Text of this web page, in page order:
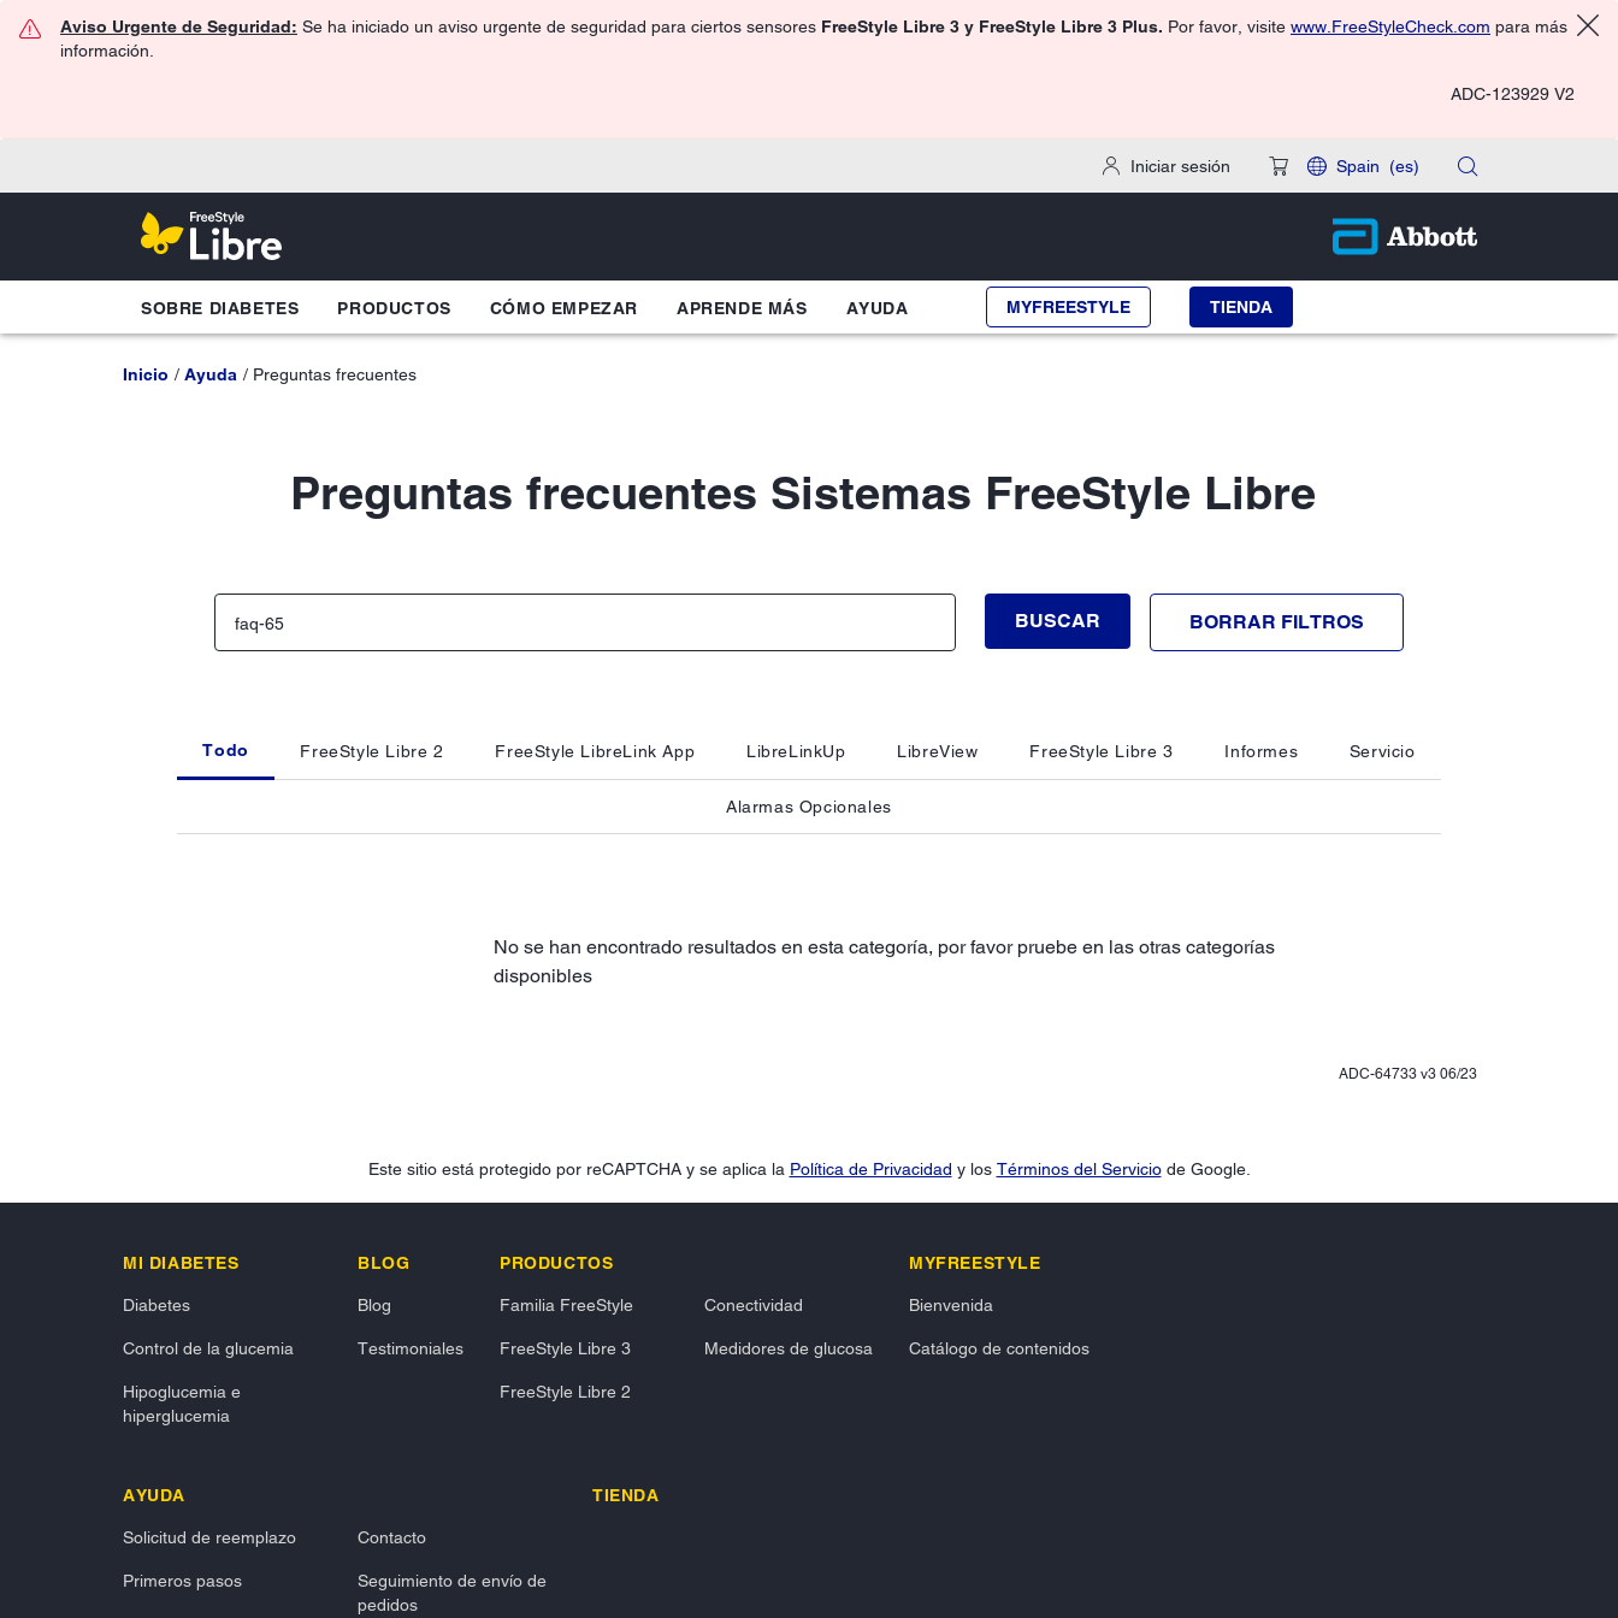
Aviso Urgente de Seguridad: Se ha iniciado un aviso urgente de seguridad para ciertos sensores FreeStyle Libre 3 y FreeStyle Libre 3 Plus. Por favor, visite www.FreeStyleCheck.com para más
información.
ADC-123929 V2
Iniciar sesión Spain (es)
SOBRE DIABETES PRODUCTOS CÓMO EMPEZAR APRENDE MÁS AYUDA MYFREESTYLE TIENDA
Inicio Ayuda Preguntas frecuentes
Preguntas frecuentes Sistemas FreeStyle Libre
BUSCAR BORRAR FILTROS
Todo FreeStyle Libre 2 FreeStyle LibreLink App LibreLinkUp LibreView FreeStyle Libre 3 Informes Servicio
Alarmas Opcionales
No se han encontrado resultados en esta categoría, por favor pruebe en las otras categorías
disponibles
ADC-64733 v3 06/23
Este sitio está protegido por reCAPTCHA y se aplica la Política de Privacidad y los Términos del Serviciode Google.
MI DIABETES
Diabetes
Control de la glucemia
Hipoglucemia e
hiperglucemia
BLOG
Blog
Testimoniales
PRODUCTOS
Familia FreeStyle
FreeStyle Libre 3
FreeStyle Libre 2
Conectividad
Medidores de glucosa
MYFREESTYLE
Bienvenida
Catálogo de contenidos
AYUDA
Solicitud de reemplazo
Primeros pasos
Contacto
Seguimiento de envío de
pedidos
TIENDA